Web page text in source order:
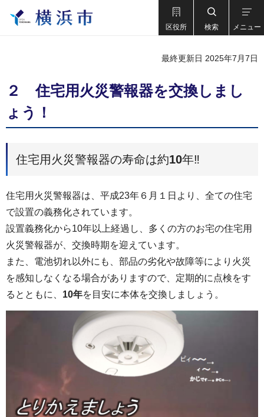
区役所 検索 メニュー
最終更新日 2025年7月7日
２ 住宅用火災警報器を交換しまし
ょう！
住宅用火災警報器の寿命は約10年‼
住宅用火災警報器は、平成23年６月１日より、全ての住宅
で設置の義務化されています。
設置義務化から10年以上経過し、多くの方のお宅の住宅用
火災警報器が、交換時期を迎えています。
また、電池切れ以外にも、部品の劣化や故障等により火災
を感知しなくなる場合がありますので、定期的に点検をす
るとともに、 10年を目安に本体を交換しましょう。